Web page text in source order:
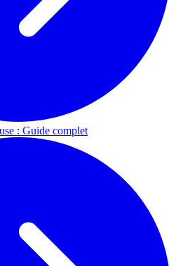
: Guide complet